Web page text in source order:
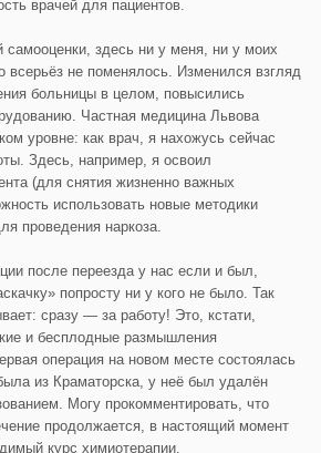
врачей для пациентов.
самооценки, здесь ни у меня, ни у моих
всерьёз не поменялось. Изменился взгляд
больницы в целом, повысились
Частная медицина Львова
уровне: как врач, я нахожусь сейчас
Здесь, например, я освоил
(для снятия жизненно важных
использовать новые методики
проведения наркоза.
после переезда у нас если и был,
попросту ни у кого не было. Так
сразу — за работу! Это, кстати,
и бесплодные размышления
операция на новом месте состоялась
из Краматорска, у неё был удалён
Могу прокомментировать, что
продолжается, в настоящий момент
курс химиотерапии.